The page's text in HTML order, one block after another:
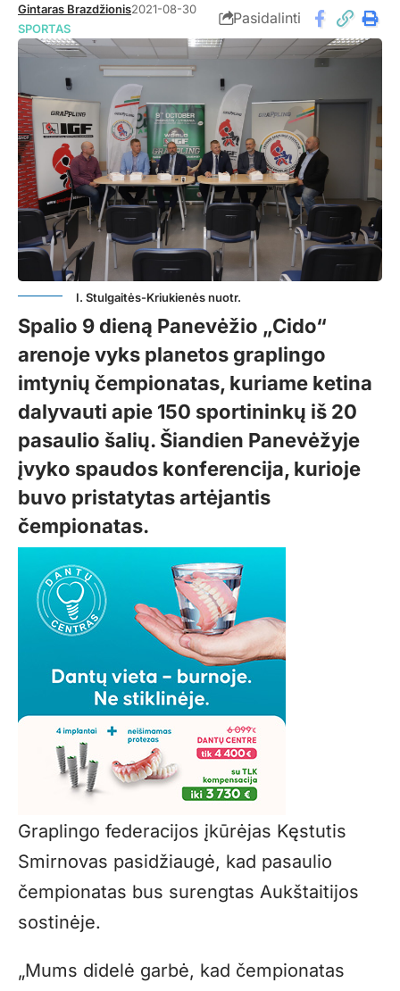
Gintaras Brazdžionis2021-08-30
SPORTAS
Pasidalinti
I. Stulgaitės-Kriukienės nuotr.
Spalio 9 dieną Panevėžio „Cido“
arenoje vyks planetos graplingo
imtynių čempionatas, kuriame ketina
dalyvauti apie 150 sportininkų iš 20
pasaulio šalių. Šiandien Panevėžyje
įvyko spaudos konferencija, kurioje
buvo pristatytas artėjantis
čempionatas.
Graplingo federacijos įkūrėjas Kęstutis
Smirnovas pasidžiaugė, kad pasaulio
čempionatas bus surengtas Aukštaitijos
sostinėje.
„Mums didelė garbė, kad čempionatas